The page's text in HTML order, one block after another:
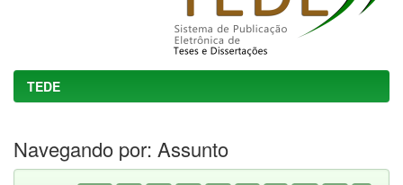
TEDE
Navegando por: Assunto